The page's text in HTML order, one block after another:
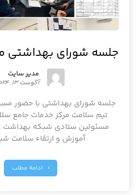
جلسه شورای بهداشتی
مدیر سایت
آگوست ۱۳, ۲۰۲۴
جلسه شورای بهداشتی با حضور
تیم سلامت مرکز خدمات جامع
مسئولین ستادی شبکه بهداشت
آموزش و ارتقاء سلامت
ادامه مطلب